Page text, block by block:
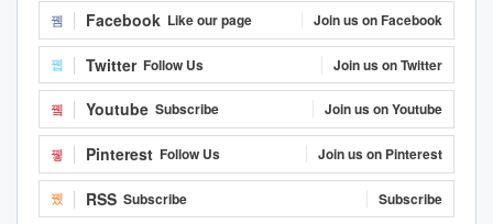
Facebook Like our page Join us on Facebook
Twitter Follow Us Join us on Twitter
Youtube Subscribe Join us on Youtube
Pinterest Follow Us Join us on Pinterest
RSS Subscribe Subscribe